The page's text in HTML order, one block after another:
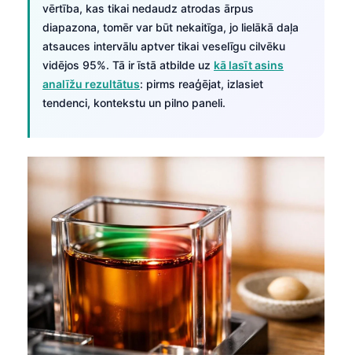
vērtība, kas tikai nedaudz atrodas ārpus
diapazona, tomēr var būt nekaitīga, jo lielākā daļa
atsauces intervālu aptver tikai veselīgu cilvēku
vidējos 95%. Tā ir īstā atbilde uz kā lasīt asins
analīžu rezultātus: pirms reaģējat, izlasiet
tendenci, kontekstu un pilno paneli.